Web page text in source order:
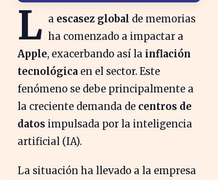
L a escasez global de memorias
ha comenzado a impactar a
Apple, exacerbando así la inflación
tecnológica en el sector. Este
fenómeno se debe principalmente a
la creciente demanda de centros de
datos impulsada por la inteligencia
artificial (IA).
La situación ha llevado a la empresa